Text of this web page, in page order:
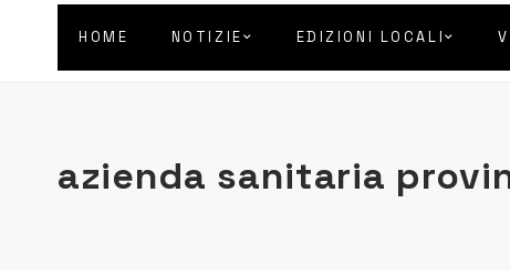
HOME NOTIZIE EDIZIONI LOCALI
azienda sanitaria